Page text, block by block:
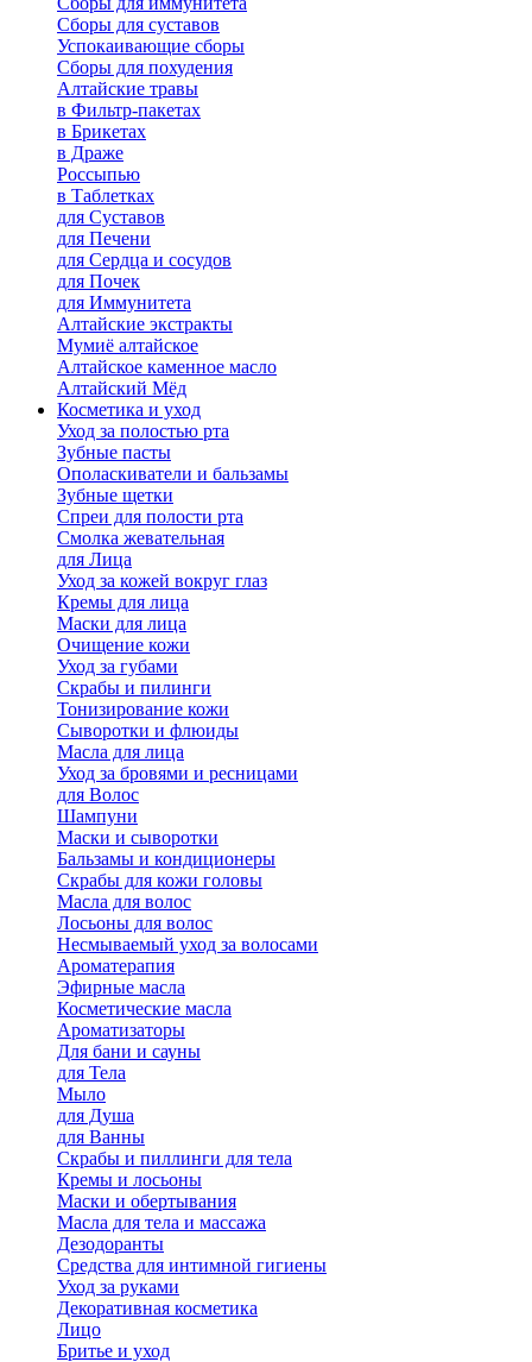
Сборы для суставов
Успокаивающие сборы
Сборы для похудения
Алтайские травы
в Фильтр-пакетах
в Брикетах
в Драже
Россыпью
в Таблетках
для Cуставов
для Печени
для Сердца и сосудов
для Почек
для Иммунитета
Алтайские экстракты
Мумиё алтайское
Алтайское каменное масло
Алтайский Мёд
Косметика и уход
Уход за полостью рта
Зубные пасты
Ополаскиватели и бальзамы
Зубные щетки
Спреи для полости рта
Смолка жевательная
для Лица
Уход за кожей вокруг глаз
Кремы для лица
Маски для лица
Очищение кожи
Уход за губами
Скрабы и пилинги
Тонизирование кожи
Сыворотки и флюиды
Масла для лица
Уход за бровями и ресницами
для Волос
Шампуни
Маски и сыворотки
Бальзамы и кондиционеры
Скрабы для кожи головы
Масла для волос
Лосьоны для волос
Несмываемый уход за волосами
Ароматерапия
Эфирные масла
Косметические масла
Ароматизаторы
Для бани и сауны
для Тела
Мыло
для Душа
для Ванны
Скрабы и пиллинги для тела
Кремы и лосьоны
Маски и обертывания
Масла для тела и массажа
Дезодоранты
Средства для интимной гигиены
Уход за руками
Декоративная косметика
Лицо
Бритье и уход